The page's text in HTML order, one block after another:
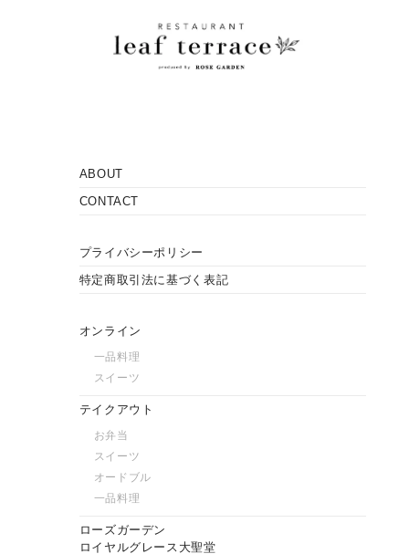
ABOUT
CONTACT
プライバシーポリシー
特定商取引法に基づく表記
オンライン
一品料理
スイーツ
テイクアウト
お弁当
スイーツ
オードブル
一品料理
ローズガーデン
ロイヤルグレース大聖堂